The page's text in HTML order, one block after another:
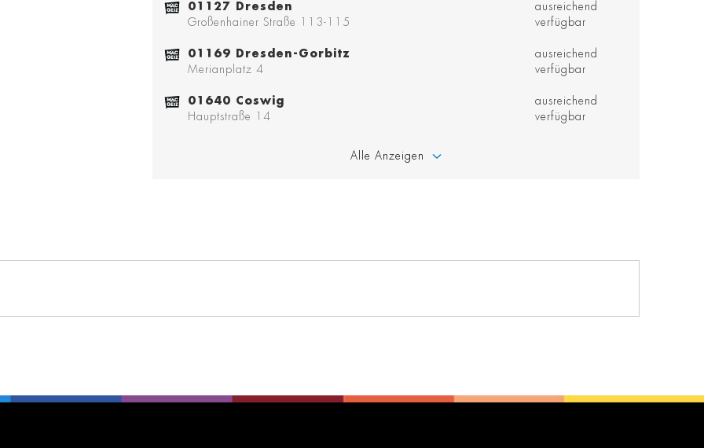
01127 Dresden
Großenhainer Straße 113-115
ausreichend
verfügbar
01169 Dresden-Gorbitz
Merianplatz 4
ausreichend
verfügbar
01640 Coswig
Hauptstraße 14
ausreichend
verfügbar
Alle Anzeigen